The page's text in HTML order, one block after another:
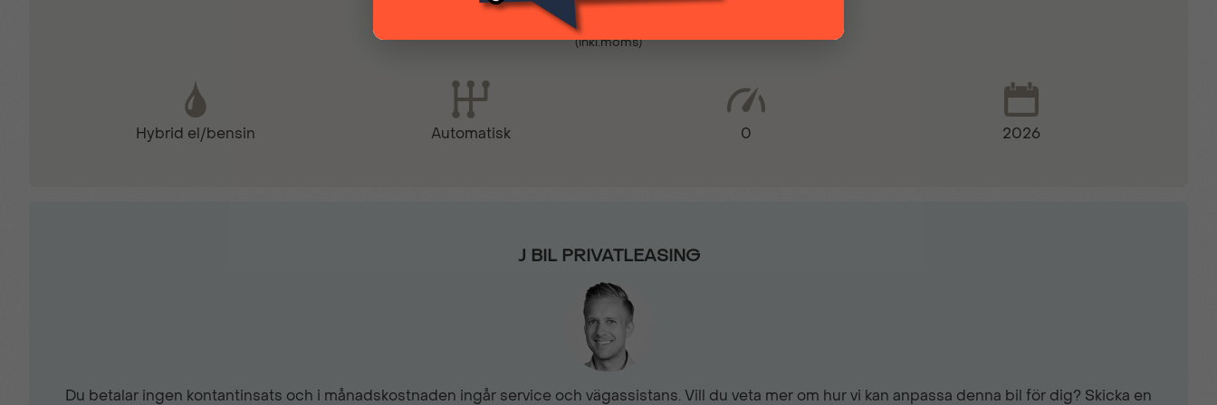
El-parkeringsbroms
Elinnfällbara backspeglar Eluppvärmd bakruta
Färddator
Handsfree Bluetooth
Hill Start Assist
3 599 kr
(inkl.moms)
Hybrid el/bensin Automatisk 0 2026
J BIL PRIVATLEASING
Du betalar ingen kontantinsats och i månadskostnaden ingår service och vägassistans. Vill du veta mer om hur vi kan anpassa denna bil för dig? Skicka en